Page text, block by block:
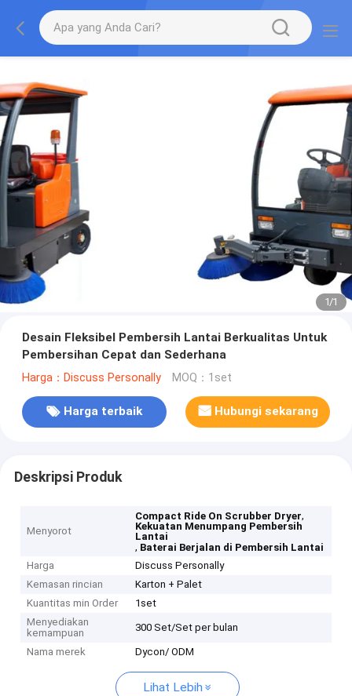
1/1
Desain Fleksibel Pembersih Lantai Berkualitas Untuk
Pembersihan Cepat dan Sederhana
Harga：Discuss Personally MOQ：1set
Harga terbaik Hubungi sekarang
Deskripsi Produk
Menyorot
Compact Ride On Scrubber Dryer,
Kekuatan Menumpang Pembersih
Lantai
, Baterai Berjalan di Pembersih Lantai
Harga
Discuss Personally
Kemasan rincian
Karton + Palet
Kuantitas min Order
1set
Menyediakan
kemampuan
300 Set/Set per bulan
Nama merek Dycon/ ODM
Lihat Lebih